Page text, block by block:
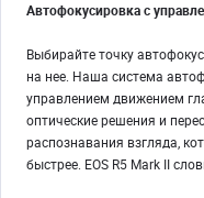
Автофокусировка с
Выбирайте точку
на нее. Наша система
управлением движением
оптические решения и
распознавания взгляда,
быстрее. EOS R5 Mark II